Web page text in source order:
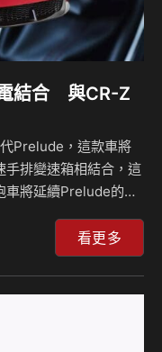
結合 與CR-Z
Prelude，這款車將
手排變速箱相結合，這
車將延續Prelude的運
特的兩門設計吸引消
可能會搭載
排變速箱，這讓它成
看更多